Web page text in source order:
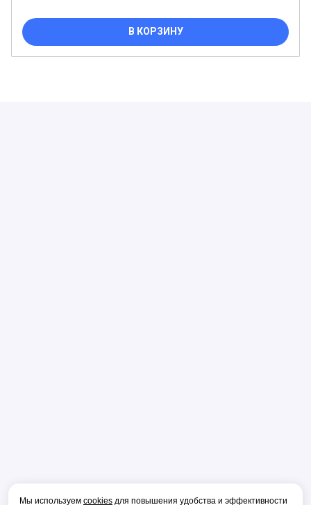
В КОРЗИНУ
Мы используем cookies для повышения удобства и эффективности